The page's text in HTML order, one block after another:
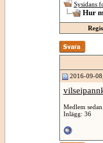
Sysidans
Hur
2016-09-
Medlem
Inlägg: 36